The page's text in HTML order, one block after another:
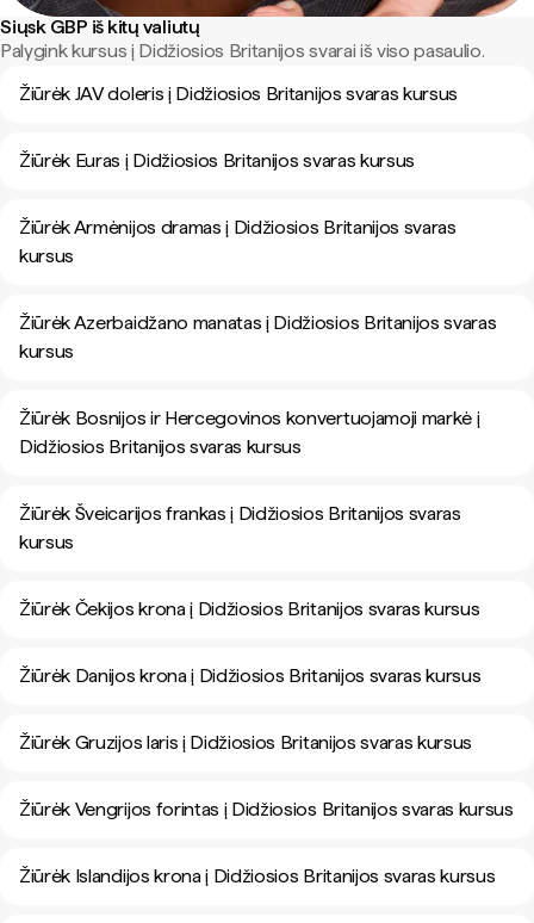
Siųsk GBP iš kitų valiutų
Palygink kursus į Didžiosios Britanijos svarai iš viso pasaulio.
Žiūrėk JAV doleris į Didžiosios Britanijos svaras kursus
Žiūrėk Euras į Didžiosios Britanijos svaras kursus
Žiūrėk Armėnijos dramas į Didžiosios Britanijos svaras
kursus
Žiūrėk Azerbaidžano manatas į Didžiosios Britanijos svaras
kursus
Žiūrėk Bosnijos ir Hercegovinos konvertuojamoji markė į
Didžiosios Britanijos svaras kursus
Žiūrėk Šveicarijos frankas į Didžiosios Britanijos svaras
kursus
Žiūrėk Čekijos krona į Didžiosios Britanijos svaras kursus
Žiūrėk Danijos krona į Didžiosios Britanijos svaras kursus
Žiūrėk Gruzijos laris į Didžiosios Britanijos svaras kursus
Žiūrėk Vengrijos forintas į Didžiosios Britanijos svaras kursus
Žiūrėk Islandijos krona į Didžiosios Britanijos svaras kursus